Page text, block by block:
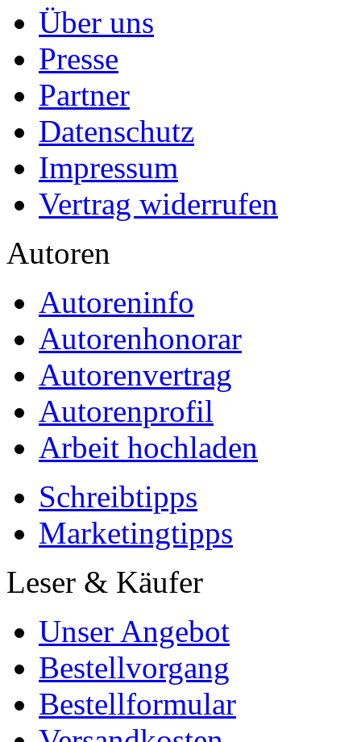
Über uns
Presse
Partner
Datenschutz
Impressum
Vertrag widerrufen
Autoren
Autoreninfo
Autorenhonorar
Autorenvertrag
Autorenprofil
Arbeit hochladen
Schreibtipps
Marketingtipps
Leser & Käufer
Unser Angebot
Bestellvorgang
Bestellformular